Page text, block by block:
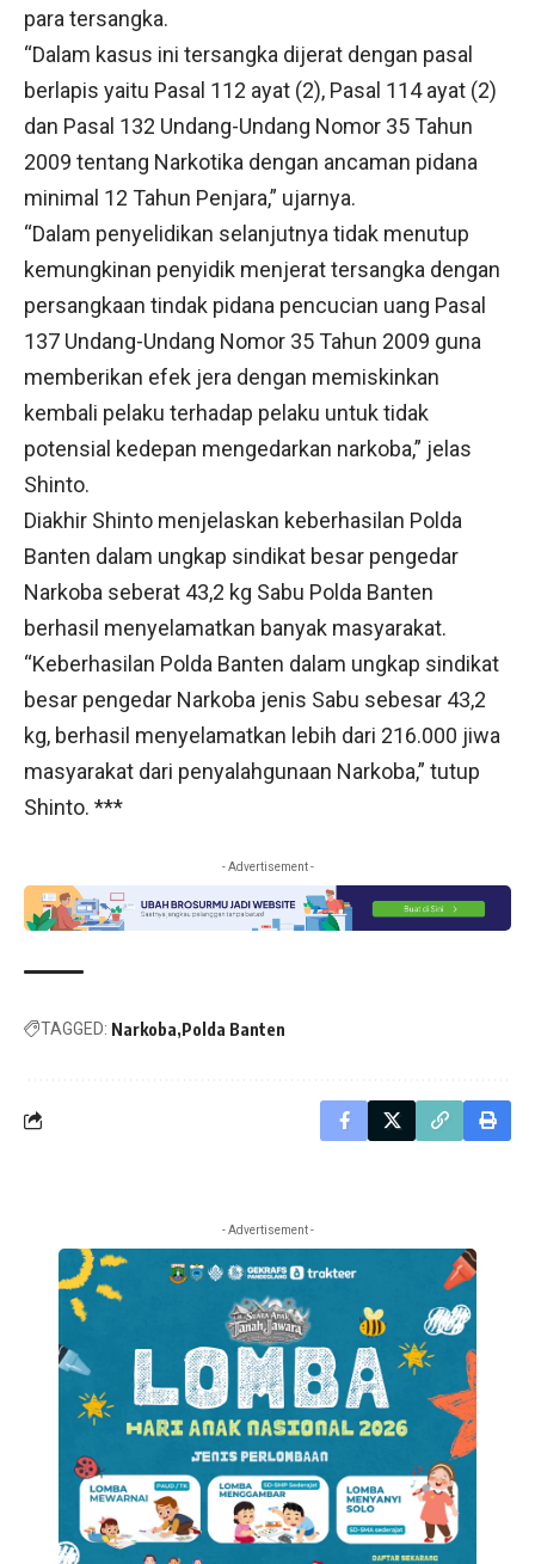
para tersangka.
“Dalam kasus ini tersangka dijerat dengan pasal
berlapis yaitu Pasal 112 ayat (2), Pasal 114 ayat (2)
dan Pasal 132 Undang-Undang Nomor 35 Tahun
2009 tentang Narkotika dengan ancaman pidana
minimal 12 Tahun Penjara,” ujarnya.
“Dalam penyelidikan selanjutnya tidak menutup
kemungkinan penyidik menjerat tersangka dengan
persangkaan tindak pidana pencucian uang Pasal
137 Undang-Undang Nomor 35 Tahun 2009 guna
memberikan efek jera dengan memiskinkan
kembali pelaku terhadap pelaku untuk tidak
potensial kedepan mengedarkan narkoba,” jelas
Shinto.
Diakhir Shinto menjelaskan keberhasilan Polda
Banten dalam ungkap sindikat besar pengedar
Narkoba seberat 43,2 kg Sabu Polda Banten
berhasil menyelamatkan banyak masyarakat.
“Keberhasilan Polda Banten dalam ungkap sindikat
besar pengedar Narkoba jenis Sabu sebesar 43,2
kg, berhasil menyelamatkan lebih dari 216.000 jiwa
masyarakat dari penyalahgunaan Narkoba,” tutup
Shinto. ***
- Advertisement -
TAGGED: Narkoba Polda Banten
- Advertisement -